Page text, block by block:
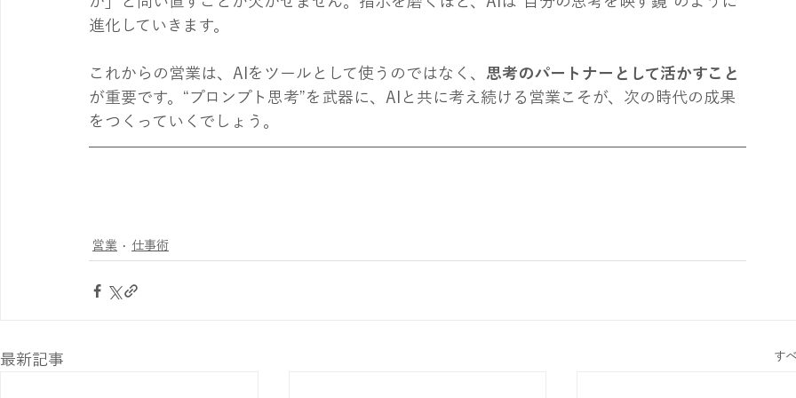
進化していきます。
これからの営業は、AIをツールとして使うのではなく、 思考のパートナーとして活かすこと
が重要です。“プロンプト思考”を武器に、AIと共に考え続ける営業こそが、次の時代の成果
をつくっていくでしょう。
営業 仕事術
最新記事 す